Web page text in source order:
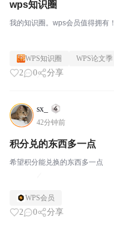
wps知识圈
我的知识圈。wps会员值得拥有！
WPS知识圈 WPS论文季
2 0 分享
sx_
42分钟前
积分兑的东西多一点
希望积分能兑换的东西多一点
WPS会员
2 0 分享